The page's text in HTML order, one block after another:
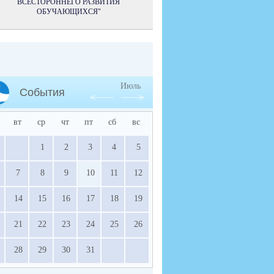
ВСЕСТОРОННЕГО РАЗВИТИЯ
ОБУЧАЮЩИХСЯ"
События
Июль
вт ср чт пт сб вс
1 2 3 4 5
7 8 9 10 11 12
14 15 16 17 18 19
21 22 23 24 25 26
28 29 30 31